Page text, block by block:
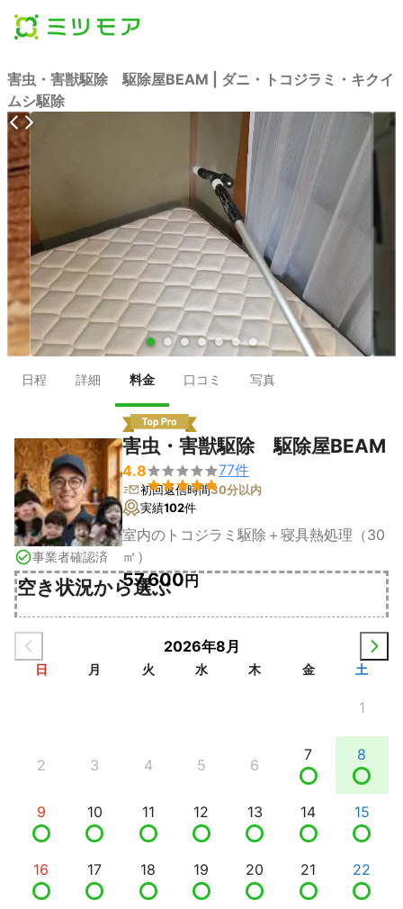
害虫・害獣駆除 駆除屋BEAM | ダニ・トコジラミ・キクイ
ムシ駆除
● ● ● ● ● ● ●
日程 詳細 料金 口コミ 写真
事業者確認済
害虫・害獣駆除 駆除屋BEAM
4.8

77件
初回返信時間30分以内
実績102件
室内のトコジラミ駆除＋寝具熱処理（30
㎡）
57,600円
空き状況から選ぶ
2026年8月
日 月 火 水 木 金 土
1
2 3 4 5 6
7 8
9 10 11 12 13 14 15
16 17 18 19 20 21 22